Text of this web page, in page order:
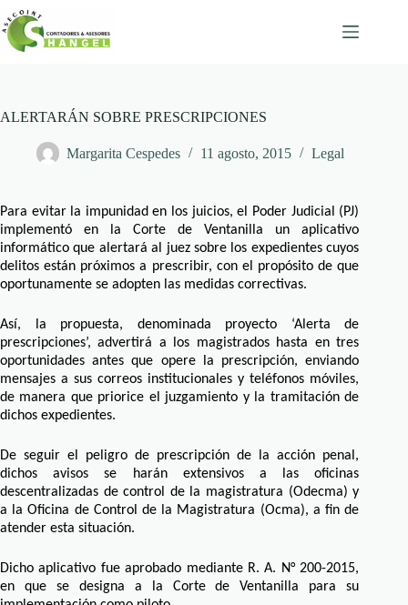
Skip
to
content
ALERTARÁN SOBRE PRESCRIPCIONES
Margarita Cespedes 11 agosto, 2015 Legal
Para evitar la impunidad en los juicios, el Poder Judicial (PJ)
implementó en la Corte de Ventanilla un aplicativo
informático que alertará al juez sobre los expedientes cuyos
delitos están próximos a prescribir, con el propósito de que
oportunamente se adopten las medidas correctivas.
Así, la propuesta, denominada proyecto ‘Alerta de
prescripciones’, advertirá a los magistrados hasta en tres
oportunidades antes que opere la prescripción, enviando
mensajes a sus correos institucionales y teléfonos móviles,
de manera que priorice el juzgamiento y la tramitación de
dichos expedientes.
De seguir el peligro de prescripción de la acción penal,
dichos avisos se harán extensivos a las oficinas
descentralizadas de control de la magistratura (Odecma) y
a la Oficina de Control de la Magistratura (Ocma), a fin de
atender esta situación.
Dicho aplicativo fue aprobado mediante R. A. N° 200-2015,
en que se designa a la Corte de Ventanilla para su